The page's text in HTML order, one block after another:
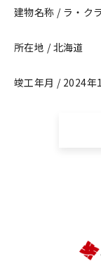
建物名称 / ラ・ク
所在地 / 北海道
竣工年月 / 2024年